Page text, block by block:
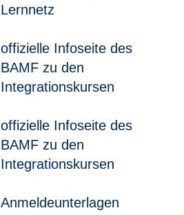
Lernnetz
offizielle Infoseite des
BAMF zu den
Integrationskursen
offizielle Infoseite des
BAMF zu den
Integrationskursen
Anmeldeunterlagen